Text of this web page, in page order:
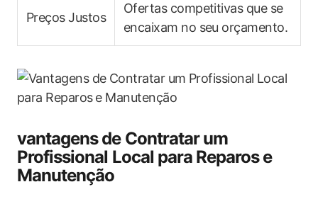
Preços Justos
Ofertas competitivas que se
encaixam no seu orçamento.
vantagens de Contratar um
Profissional​ Local para Reparos e
Manutenção